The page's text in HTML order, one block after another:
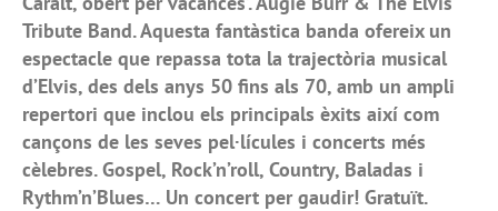
Tribute Band. Aquesta fantàstica banda ofereix un
espectacle que repassa tota la trajectòria musical
d’Elvis, des dels anys 50 fins als 70, amb un ampli
repertori que inclou els principals èxits així com
cançons de les seves pel·lícules i concerts més
cèlebres. Gospel, Rock’n’roll, Country, Baladas i
Rythm’n’Blues… Un concert per gaudir! Gratuït.